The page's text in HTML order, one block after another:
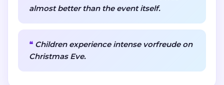
almost better than the event itself.
Children experience intense vorfreude on
Christmas Eve.